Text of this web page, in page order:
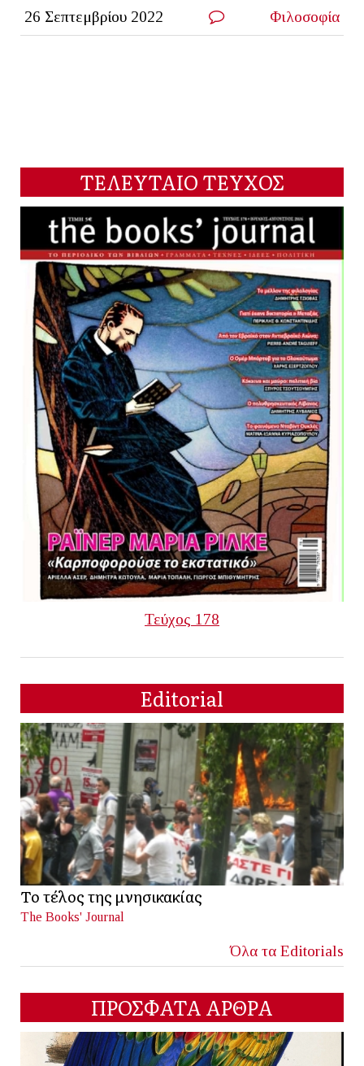
26 Σεπτεμβρίου 2022 Φιλοσοφία
ΤΕΛΕΥΤΑΙΟ ΤΕΥΧΟΣ
Τεύχος 178
Editorial
Το τέλος της μνησικακίας
The Books' Journal
Όλα τα Editorials
ΠΡΟΣΦΑΤΑ ΑΡΘΡΑ